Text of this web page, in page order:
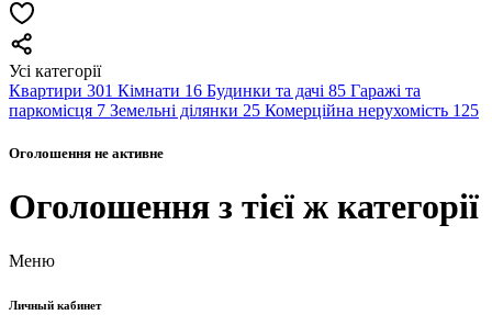
Усі категорії
Квартири 301 Кімнати 16 Будинки та дачі 85 Гаражі та
паркомісця 7 Земельні ділянки 25 Комерційна нерухомість 125
Оголошення не активне
Оголошення з тієї ж категорії
Меню
Личный кабинет